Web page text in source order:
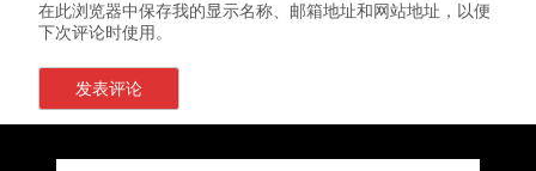
在此浏览器中保存我的显示名称、邮箱地址和网站地址，以便
下次评论时使用。